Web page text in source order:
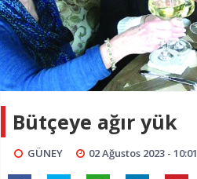
Bütçeye ağır yük
GÜNEY 02 Ağustos 2023 - 10:01